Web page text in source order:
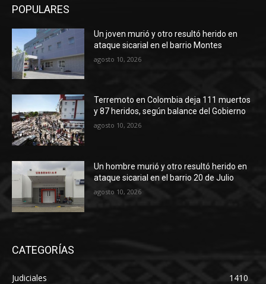
POPULARES
Un joven murió y otro resultó herido en
ataque sicarial en el barrio Montes
agosto 10, 2026
Terremoto en Colombia deja 111 muertos
y 87 heridos, según balance del Gobierno
agosto 10, 2026
Un hombre murió y otro resultó herido en
ataque sicarial en el barrio 20 de Julio
agosto 10, 2026
CATEGORÍAS
Judiciales
1410